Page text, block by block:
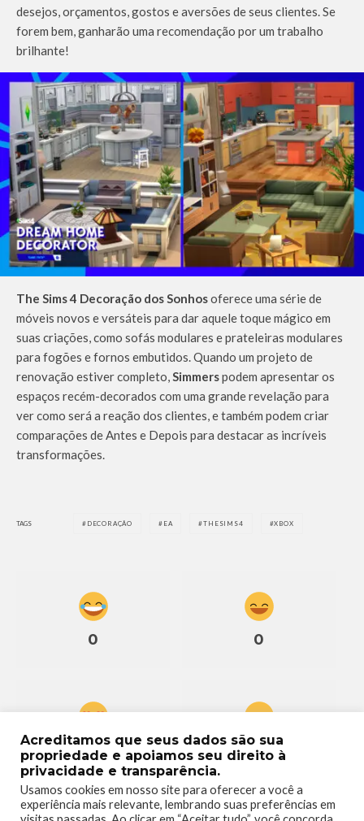
desejos, orçamentos, gostos e aversões de seus clientes. Se
forem bem, ganharão uma recomendação por um trabalho
brilhante!
The Sims 4 Decoração dos Sonhosoferece uma série de
móveis novos e versáteis para dar aquele toque mágico em
suas criações, como sofás modulares e prateleiras modulares
para fogões e fornos embutidos. Quando um projeto de
renovação estiver completo,Simmerspodem apresentar os
espaços recém-decorados com uma grande revelação para
ver como será a reação dos clientes, e também podem criar
comparações de Antes e Depois para destacar as incríveis
transformações.
TAGS DECORAÇÃO EA THESIMS4 XBOX
0 0
0 0
Acreditamos que seus dados são sua
propriedade e apoiamos seu direito à
privacidade e transparência.
Usamos cookies em nosso site para oferecer a você a
experiência mais relevante, lembrando suas preferências em